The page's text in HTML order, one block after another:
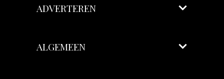
ADVERTEREN
ALGEMEEN